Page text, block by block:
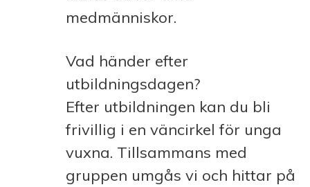
medmänniskor.
Vad händer efter
utbildningsdagen?
Efter utbildningen kan du bli
frivillig i en väncirkel för unga
vuxna. Tillsammans med
gruppen umgås vi och hittar på